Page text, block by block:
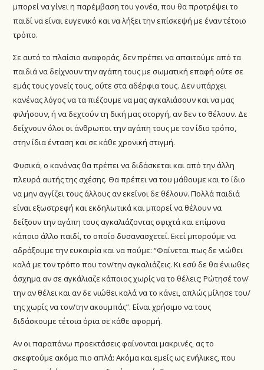
μπορεί να γίνει η παρέμβαση του γονέα, που θα προτρέψει το
παιδί να είναι ευγενικό και να λήξει την επίσκεψή με έναν τέτοιο
τρόπο.
Σε αυτό το πλαίσιο αναφοράς, δεν πρέπει να απαιτούμε από τα
παιδιά να δείχνουν την αγάπη τους με σωματική επαφή ούτε σε
εμάς τους γονείς τους, ούτε στα αδέρφια τους. Δεν υπάρχει
κανένας λόγος να τα πιέζουμε να μας αγκαλιάσουν και να μας
φιλήσουν, ή να δεχτούν τη δική μας στοργή, αν δεν το θέλουν. Δε
δείχνουν όλοι οι άνθρωποι την αγάπη τους με τον ίδιο τρόπο,
στην ίδια ένταση και σε κάθε χρονική στιγμή.
Φυσικά, ο κανόνας θα πρέπει να διδάσκεται και από την άλλη
πλευρά αυτής της σχέσης. Θα πρέπει να του μάθουμε και το ίδιο
να μην αγγίζει τους άλλους αν εκείνοι δε θέλουν. Πολλά παιδιά
είναι εξωστρεφή και εκδηλωτικά και μπορεί να θέλουν να
δείξουν την αγάπη τους αγκαλιάζοντας σφιχτά και επίμονα
κάποιο άλλο παιδί, το οποίο δυσανασχετεί. Εκεί μπορούμε να
αδράξουμε την ευκαιρία και να πούμε: “Φαίνεται πως δε νιώθει
καλά με τον τρόπο που τον/την αγκαλιάζεις. Κι εσύ δε θα ένιωθες
άσχημα αν σε αγκάλιαζε κάποιος χωρίς να το θέλεις; Ρώτησέ τον/
την αν θέλει και αν δε νιώθει καλά να το κάνει, απλώς μίλησε του/
της χωρίς να τον/την ακουμπάς”. Είναι χρήσιμο να τους
διδάσκουμε τέτοια όρια σε κάθε αφορμή.
Αν οι παραπάνω προεκτάσεις φαίνονται μακρινές, ας το
σκεφτούμε ακόμα πιο απλά: Ακόμα και εμείς ως ενήλικες, που